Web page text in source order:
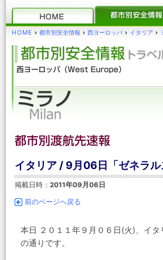
HOME › 都市別安全情報 › 西ヨーロッパ › イタリア ›
イタリア / 9月06日「ゼネラ
掲載日時： 2011年09月06日
前のページへ戻る
本日 ２０１１年９月０６日(火)、イ
の通りです。